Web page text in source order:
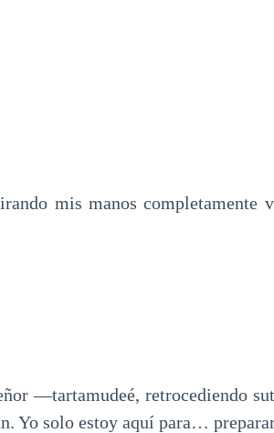
mis manos completamente
—tartamudeé, retrocediendo
Yo solo estoy aquí para…